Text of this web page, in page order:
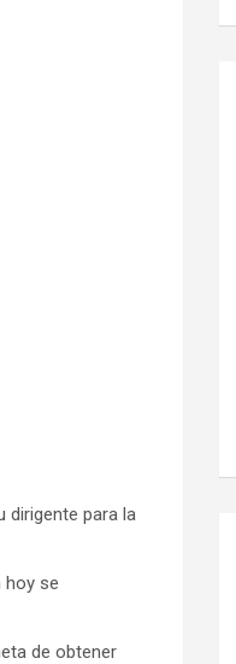
dirigente para la
hoy se
de obtener